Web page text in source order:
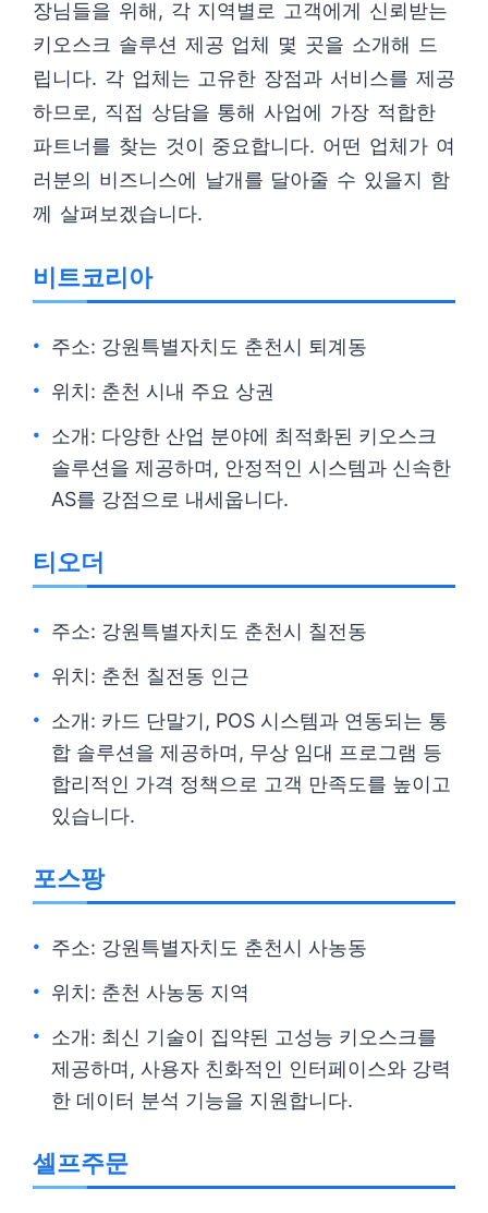
장님들을 위해, 각 지역별로 고객에게 신뢰받는
키오스크 솔루션 제공 업체 몇 곳을 소개해 드
립니다. 각 업체는 고유한 장점과 서비스를 제공
하므로, 직접 상담을 통해 사업에 가장 적합한
파트너를 찾는 것이 중요합니다. 어떤 업체가 여
러분의 비즈니스에 날개를 달아줄 수 있을지 함
께 살펴보겠습니다.
비트코리아
주소: 강원특별자치도 춘천시 퇴계동
위치: 춘천 시내 주요 상권
소개: 다양한 산업 분야에 최적화된 키오스크
솔루션을 제공하며, 안정적인 시스템과 신속한
AS를 강점으로 내세웁니다.
티오더
주소: 강원특별자치도 춘천시 칠전동
위치: 춘천 칠전동 인근
소개: 카드 단말기, POS 시스템과 연동되는 통
합 솔루션을 제공하며, 무상 임대 프로그램 등
합리적인 가격 정책으로 고객 만족도를 높이고
있습니다.
포스팡
주소: 강원특별자치도 춘천시 사농동
위치: 춘천 사농동 지역
소개: 최신 기술이 집약된 고성능 키오스크를
제공하며, 사용자 친화적인 인터페이스와 강력
한 데이터 분석 기능을 지원합니다.
셀프주문